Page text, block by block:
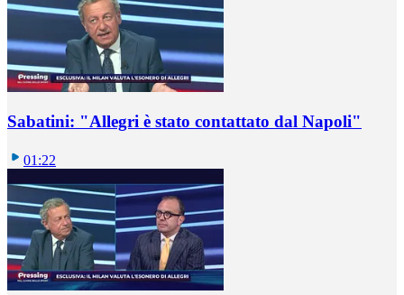
Sabatini: "Allegri è stato contattato dal Napoli"
01:22